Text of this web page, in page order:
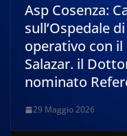
Asp Cosenza:
sull’Ospedale
operativo con
Salazar. il
nominato
29 Maggio 2026